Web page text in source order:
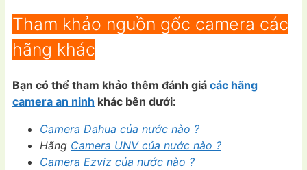
Tham khảo nguồn gốc camera các
hãng khác
Bạn có thể tham khảo thêm đánh giá các hãng
camera an ninh khác bên dưới:
Camera Dahua của nước nào ?
Hãng Camera UNV của nước nào ?
Camera Ezviz của nước nào ?